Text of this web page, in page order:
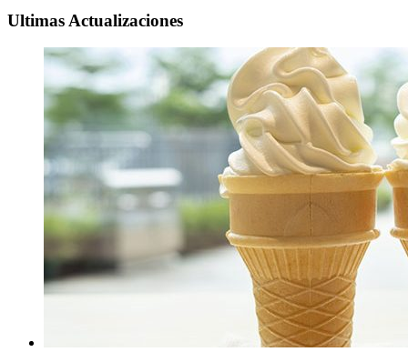
Ultimas Actualizaciones